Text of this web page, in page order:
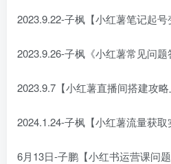
2023.9.22-子枫【小红薯笔记起号
2023.9.26-子枫《小红薯常见问题
2023.9.7【小红薯直播间搭建攻略
2024.1.24-子枫【小红薯流量获取
6月13日-子鹏【小红书运营课问